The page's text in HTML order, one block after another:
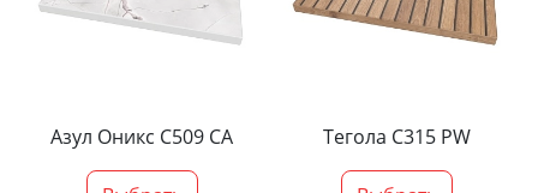
Азул Оникс С509 СА Тегола С315 PW